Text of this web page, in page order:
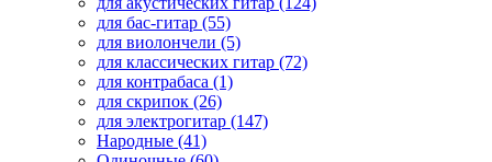
для бас-гитар (55)
для виолончели (5)
для классических гитар (72)
для контрабаса (1)
для скрипок (26)
для электрогитар (147)
Народные (41)